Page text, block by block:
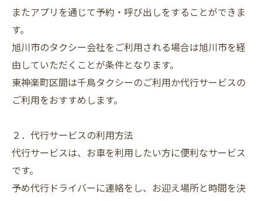
またアプリを通じて予約・呼び出しをすることができま
す。
旭川市のタクシー会社をご利用される場合は旭川市を経
由していただくことが条件となります。
東神楽町区間は千鳥タクシーのご利用か代行サービスの
ご利用をおすすめします。
２．代行サービスの利用方法
代行サービスは、お車を利用したい方に便利なサービス
です。
予め代行ドライバーに連絡をし、お迎え場所と時間を決